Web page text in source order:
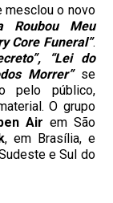
mesclou o novo
Roubou Meu
Core Funeral”.
“Lei do
Morrer” se
pelo público,
O grupo
Air em São
, em Brasília, e
e Sul do